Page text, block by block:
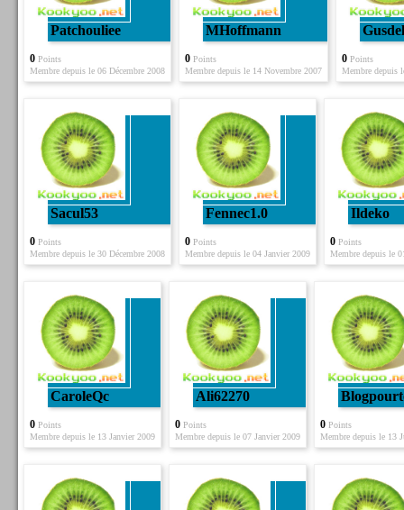
Patchouliee
0Points
Membre depuis le 06 Décembre 2008
MHoffmann
0Points
Membre depuis le 14 Novembre 2007
0Points
Membre depuis
Sacul53
0Points
Membre depuis le 30 Décembre 2008
Fennec1.0
0Points
Membre depuis le 04 Janvier 2009
Ildeko
0Points
Membre depuis le
CaroleQc
0Points
Membre depuis le 13 Janvier 2009
Ali62270
0Points
Membre depuis le 07 Janvier 2009
0Points
Membre depuis le 13